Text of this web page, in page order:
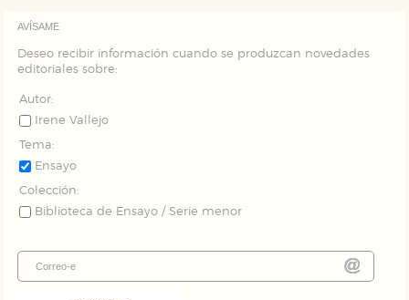
AVÍSAME
Deseo recibir información cuando se produzcan novedades
editoriales sobre:
Autor:
Irene Vallejo
Tema:
Ensayo
Colección:
Biblioteca de Ensayo / Serie menor